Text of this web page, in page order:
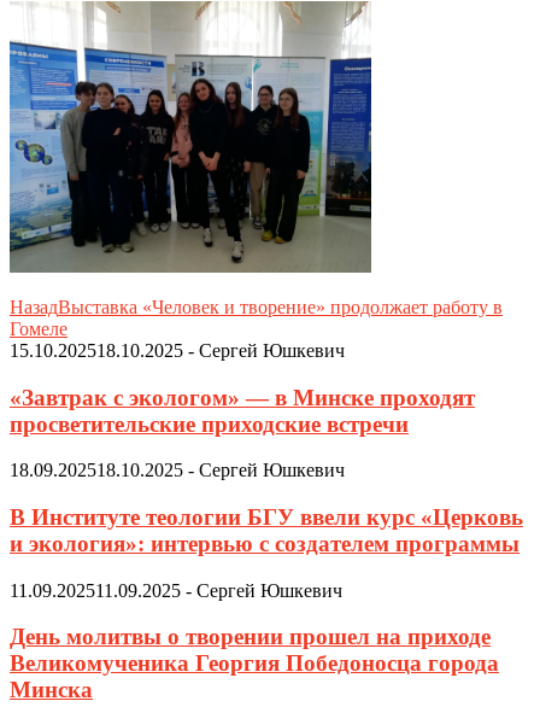
НазадВыставка «Человек и творение» продолжает работу в
Гомеле
15.10.202518.10.2025 - Сергей Юшкевич
«Завтрак с экологом» — в Минске проходят
просветительские приходские встречи
18.09.202518.10.2025 - Сергей Юшкевич
В Институте теологии БГУ ввели курс «Церковь
и экология»: интервью с создателем программы
11.09.202511.09.2025 - Сергей Юшкевич
День молитвы о творении прошел на приходе
Великомученика Георгия Победоносца города
Минска